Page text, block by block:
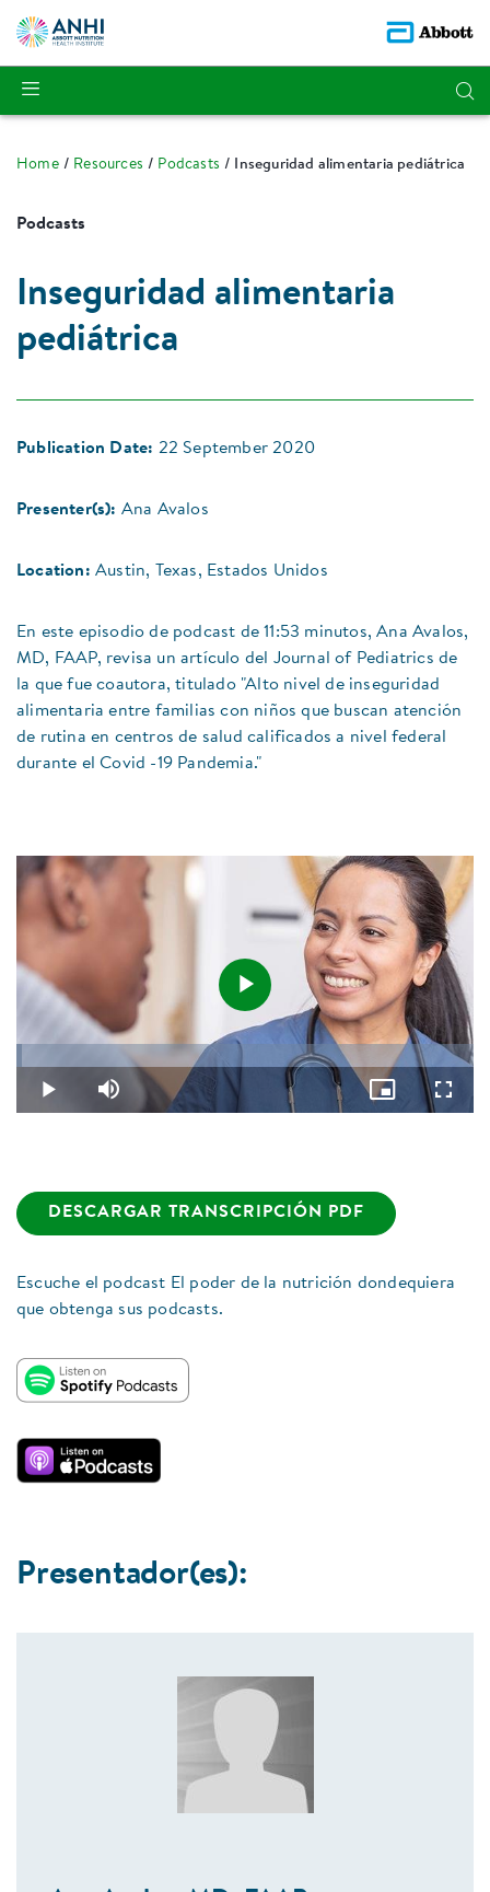
Home Resources Podcasts Inseguridad alimentaria pediátrica
Podcasts
Inseguridad alimentaria
pediátrica
Publication Date: 22 September 2020
Presenter(s): Ana Avalos
Location: Austin, Texas, Estados Unidos
En este episodio de podcast de 11:53 minutos, Ana Avalos,
MD, FAAP, revisa un artículo del Journal of Pediatrics de
la que fue coautora, titulado "Alto nivel de inseguridad
alimentaria entre familias con niños que buscan atención
de rutina en centros de salud calificados a nivel federal
durante el Covid -19 Pandemia."
Play
Video
Play Mute
1.08%
Picture-
in-
DESCARGAR TRANSCRIPCIÓN PDF
Escuche el podcast El poder de la nutrición dondequiera
que obtenga sus podcasts.
Presentador(es):